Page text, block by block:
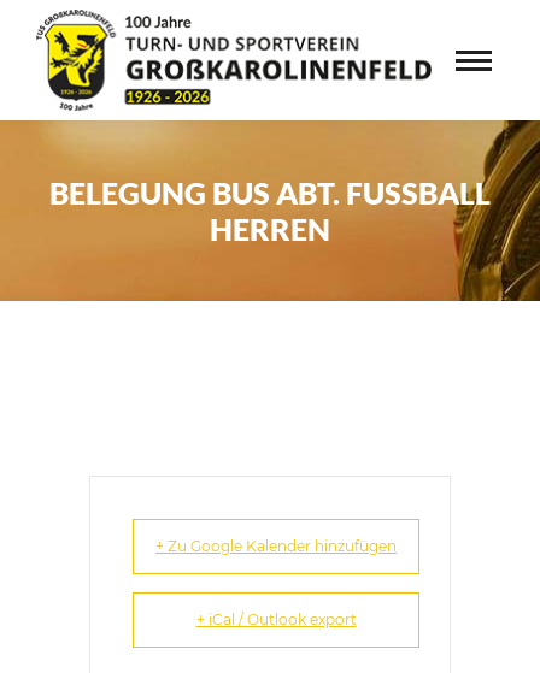
BELEGUNG BUS ABT. FUSSBALL H
ERREN
+ Zu Google Kalender hinzufügen
+ iCal / Outlook export